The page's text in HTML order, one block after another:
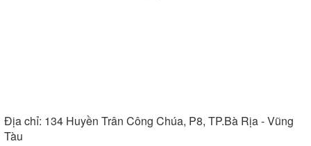
Địa chỉ: 134 Huyền Trân Công Chúa, P8, TP.Bà Rịa - Vũng
Tàu